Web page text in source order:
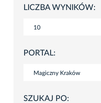
LICZBA WYNIKÓW:
PORTAL:
SZUKAJ PO: